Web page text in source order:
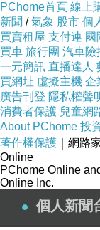
PChome首頁 線上
新聞 /氣象 股市 個
買賣租屋 支付連 國
買車 旅行團 汽車險
一元簡訊 直播達人
買網址 虛擬主機 企
廣告刊登 隱私權聲
消費者保護 兒童網
About PChome 投
著作權保護 ｜網路
Online
PChome Online
Online Inc.
個人新聞